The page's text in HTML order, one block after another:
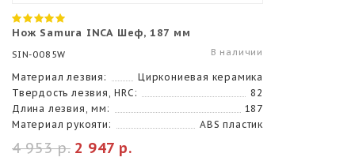
Нож Samura INCA Шеф, 187 мм
SIN-0085W В наличии
Материал лезвия:
Циркониевая керамика
Твердость лезвия, HRC:
82
Длина лезвия, мм:
187
Материал рукояти:
ABS пластик
2 947 р.
4 953 р.